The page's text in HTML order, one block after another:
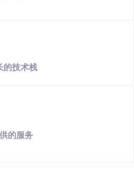
的技术栈
的服务